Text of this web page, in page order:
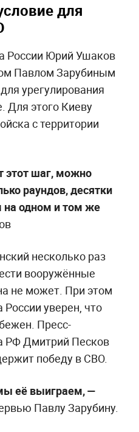
для
России Юрий Ушаков
Павлом Зарубиным
урегулирования
Для этого Киеву
с территории
этот шаг, можно
раундов, десятки
на одном и том же
несколько раз
вооружённые
не может. При этом
уверен, что
Пресс-
РФ Дмитрий Песков
победу в СВО.
её выиграем, —
Павлу Зарубину.